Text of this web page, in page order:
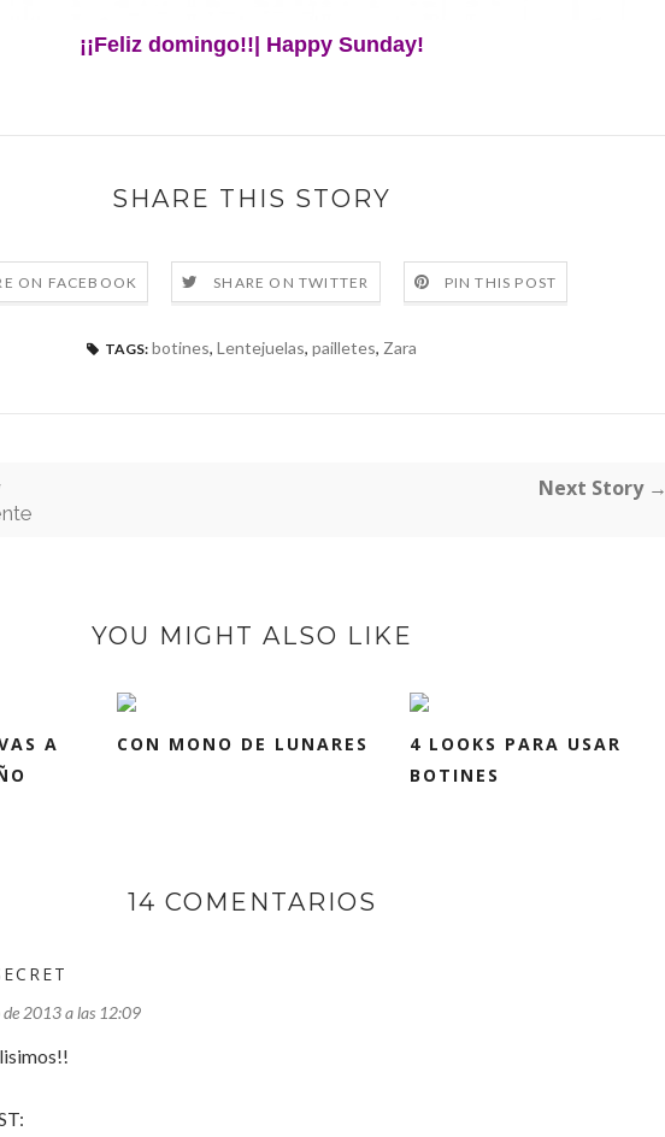
¡¡Feliz domingo!!| Happy Sunday!
SHARE THIS STORY
ON FACEBOOK SHARE ON TWITTER PIN THIS POST
TAGS: botines, Lentejuelas, pailletes, Zara
Next Story →
YOU MIGHT ALSO LIKE
A
CON MONO DE LUNARES
4 LOOKS PARA USAR
BOTINES
14 COMENTARIOS
de 2013 a las 12:09